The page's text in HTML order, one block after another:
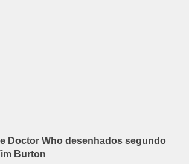
Doctor Who desenhados segundo
Burton